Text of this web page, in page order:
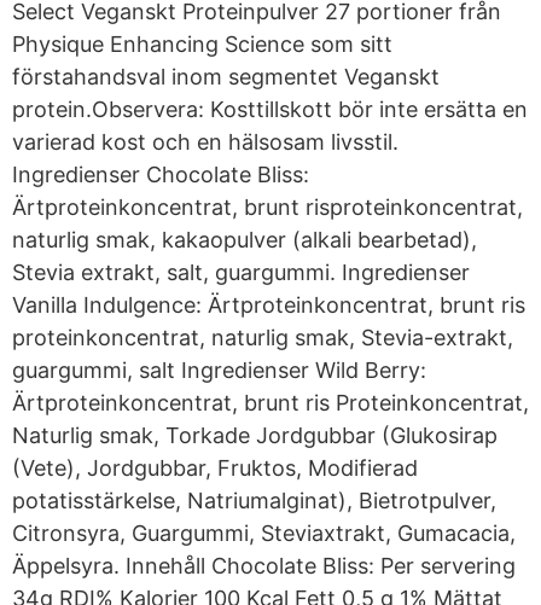
Select Veganskt Proteinpulver 27 portioner från
Physique Enhancing Science som sitt
förstahandsval inom segmentet Veganskt
protein.Observera: Kosttillskott bör inte ersätta en
varierad kost och en hälsosam livsstil.
Ingredienser Chocolate Bliss:
Ärtproteinkoncentrat, brunt risproteinkoncentrat,
naturlig smak, kakaopulver (alkali bearbetad),
Stevia extrakt, salt, guargummi. Ingredienser
Vanilla Indulgence: Ärtproteinkoncentrat, brunt ris
proteinkoncentrat, naturlig smak, Stevia-extrakt,
guargummi, salt Ingredienser Wild Berry:
Ärtproteinkoncentrat, brunt ris Proteinkoncentrat,
Naturlig smak, Torkade Jordgubbar (Glukosirap
(Vete), Jordgubbar, Fruktos, Modifierad
potatisstärkelse, Natriumalginat), Bietrotpulver,
Citronsyra, Guargummi, Steviaxtrakt, Gumacacia,
Äppelsyra. Innehåll Chocolate Bliss: Per servering
34g RDI% Kalorier 100 Kcal Fett 0,5 g 1% Mättat